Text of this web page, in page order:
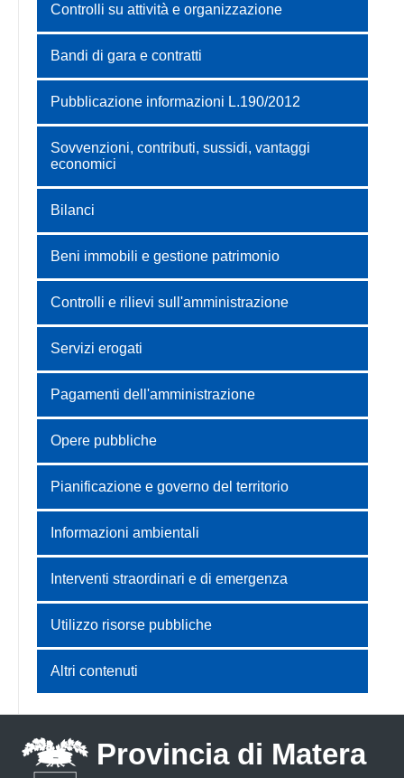
Controlli su attività e organizzazione
Bandi di gara e contratti
Pubblicazione informazioni L.190/2012
Sovvenzioni, contributi, sussidi, vantaggi
economici
Bilanci
Beni immobili e gestione patrimonio
Controlli e rilievi sull'amministrazione
Servizi erogati
Pagamenti dell'amministrazione
Opere pubbliche
Pianificazione e governo del territorio
Informazioni ambientali
Interventi straordinari e di emergenza
Utilizzo risorse pubbliche
Altri contenuti
Provincia di Matera